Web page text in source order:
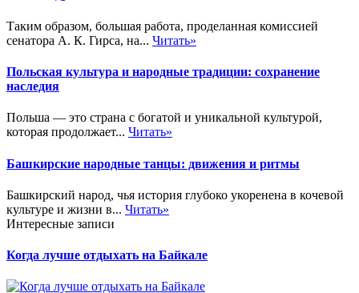
Таким образом, большая работа, проделанная комиссией
сенатора А. К. Гирса, на... Читать»
Польская культура и народные традиции: сохранение
наследия
Польша — это страна с богатой и уникальной культурой,
которая продолжает... Читать»
Башкирские народные танцы: движения и ритмы
Башкирский народ, чья история глубоко укоренена в кочевой
культуре и жизни в... Читать»
Интересные записи
Когда лучше отдыхать на Байкале